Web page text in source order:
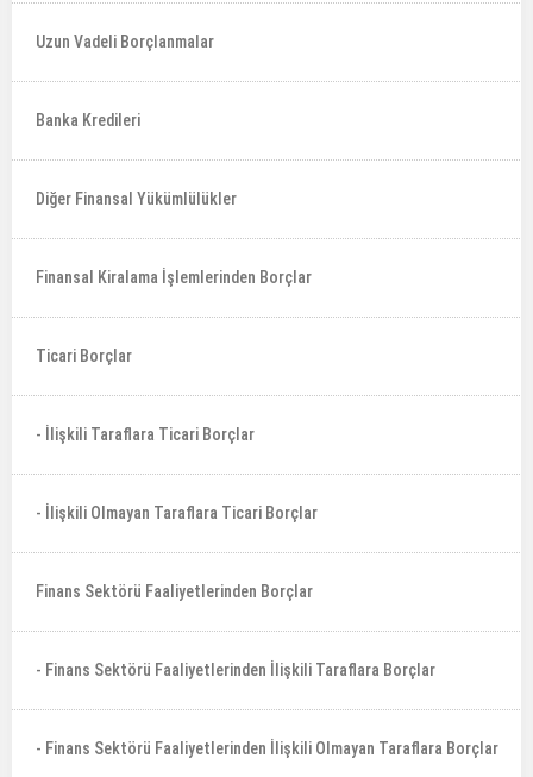
Uzun Vadeli Borçlanmalar
Banka Kredileri
Diğer Finansal Yükümlülükler
Finansal Kiralama İşlemlerinden Borçlar
Ticari Borçlar
- İlişkili Taraflara Ticari Borçlar
- İlişkili Olmayan Taraflara Ticari Borçlar
Finans Sektörü Faaliyetlerinden Borçlar
- Finans Sektörü Faaliyetlerinden İlişkili Taraflara Borçlar
- Finans Sektörü Faaliyetlerinden İlişkili Olmayan Taraflara Borçlar